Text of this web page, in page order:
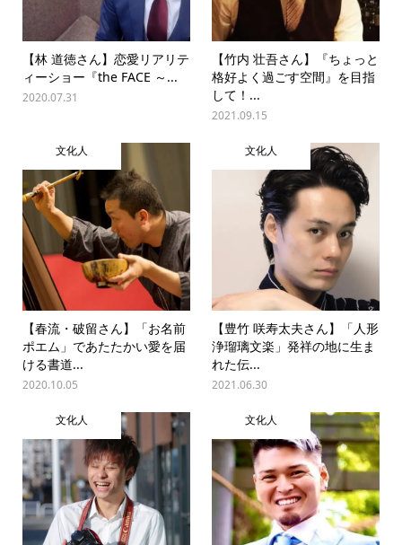
【林 道徳さん】恋愛リアリテ
ィーショー『the FACE ～...
2020.07.31
【竹内 壮吾さん】『ちょっと
格好よく過ごす空間』を目指
して！...
2021.09.15
文化人
【春流・破留さん】「お名前
ポエム」であたたかい愛を届
ける書道...
2020.10.05
文化人
【豊竹 咲寿太夫さん】「人形
浄瑠璃文楽」発祥の地に生ま
れた伝...
2021.06.30
文化人 文化人